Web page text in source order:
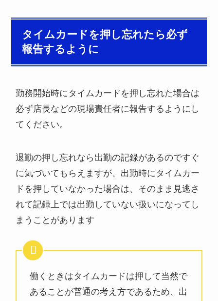
タイムカードを押し忘れたら必ず
報告するように
勤務開始時にタイムカードを押し忘れた場合は
必ず店長などの現場責任者に報告するようにし
てください。
退勤の押し忘れなら出勤の記録があるのですぐ
に気づいてもらえますが、出勤時にタイムカー
ドを押していなかった場合は、そのまま見逃さ
れて記録上では出勤していない扱いになってし
まうことがあります
働くときはタイムカードは押して当然で
あることが普通の考え方であるため、出